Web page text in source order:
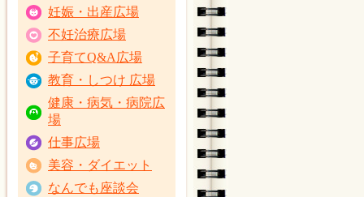
妊娠・出産広場
不妊治療広場
子育てQ&A広場
教育・しつけ 広場
健康・病気・病院広
場
仕事広場
美容・ダイエット
なんでも座談会